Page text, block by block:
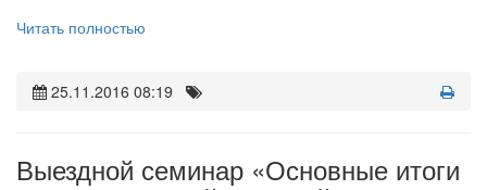
Читать полностью
25.11.2016 08:19
Выездной семинар «Основные итоги